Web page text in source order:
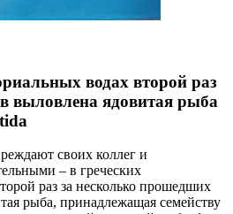
водах второй раз
выловлена ядовитая рыба
своих коллег и
– в греческих
раз за несколько прошедших
рыба, принадлежащая семейству